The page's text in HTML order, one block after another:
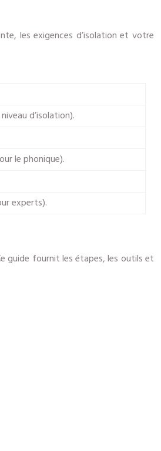
les exigences d’isolation et votre
d’isolation).
le phonique).
experts).
guide fournit les étapes, les outils et